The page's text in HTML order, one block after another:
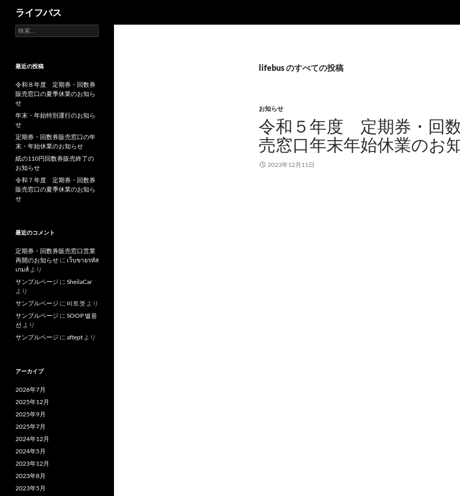
ライフバス
lifebus のすべての投稿
お知らせ
令和５年度 定期券・回
売窓口年末年始休業のお
2023年12月11日
検
索:
最近の投稿
令和８年度 定期券・回数券
販売窓口の夏季休業のお知ら
せ
年末・年始特別運行のお知ら
せ
定期券・回数券販売窓口の年
末・年始休業のお知らせ
紙の110円回数券販売終了の
お知らせ
令和７年度 定期券・回数券
販売窓口の夏季休業のお知ら
せ
最近のコメント
定期券・回数券販売窓口営業
再開のお知らせ に เว็บขายรหัส
เกมส์ より
サンプルページ に SheilaCar
より
サンプルページ に 비트겟 より
サンプルページ に SOOP 별풍
선 より
サンプルページ に aftept より
アーカイブ
2026年7月
2025年12月
2025年9月
2025年7月
2024年12月
2024年5月
2023年12月
2023年8月
2023年5月